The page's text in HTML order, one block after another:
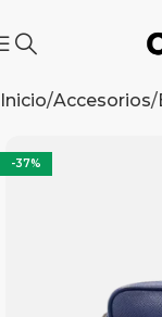
Inicio Accesorios
-37%